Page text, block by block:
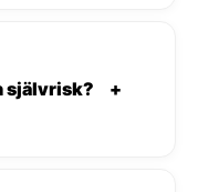
självrisk? +